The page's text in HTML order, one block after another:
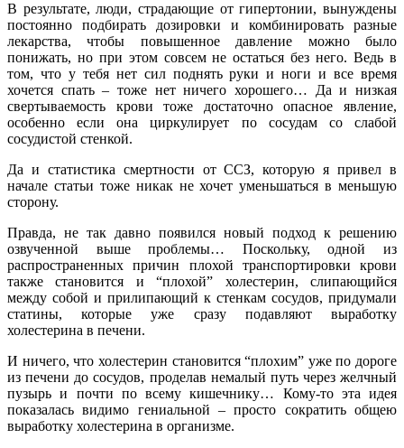
В результате, люди, страдающие от гипертонии, вынуждены
постоянно подбирать дозировки и комбинировать разные
лекарства, чтобы повышенное давление можно было
понижать, но при этом совсем не остаться без него. Ведь в
том, что у тебя нет сил поднять руки и ноги и все время
хочется спать – тоже нет ничего хорошего… Да и низкая
свертываемость крови тоже достаточно опасное явление,
особенно если она циркулирует по сосудам со слабой
сосудистой стенкой.
Да и статистика смертности от ССЗ, которую я привел в
начале статьи тоже никак не хочет уменьшаться в меньшую
сторону.
Правда, не так давно появился новый подход к решению
озвученной выше проблемы… Поскольку, одной из
распространенных причин плохой транспортировки крови
также становится и “плохой” холестерин, слипающийся
между собой и прилипающий к стенкам сосудов, придумали
статины, которые уже сразу подавляют выработку
холестерина в печени.
И ничего, что холестерин становится “плохим” уже по дороге
из печени до сосудов, проделав немалый путь через желчный
пузырь и почти по всему кишечнику… Кому-тоэта идея
показалась видимо гениальной – просто сократить общею
выработку холестерина в организме.